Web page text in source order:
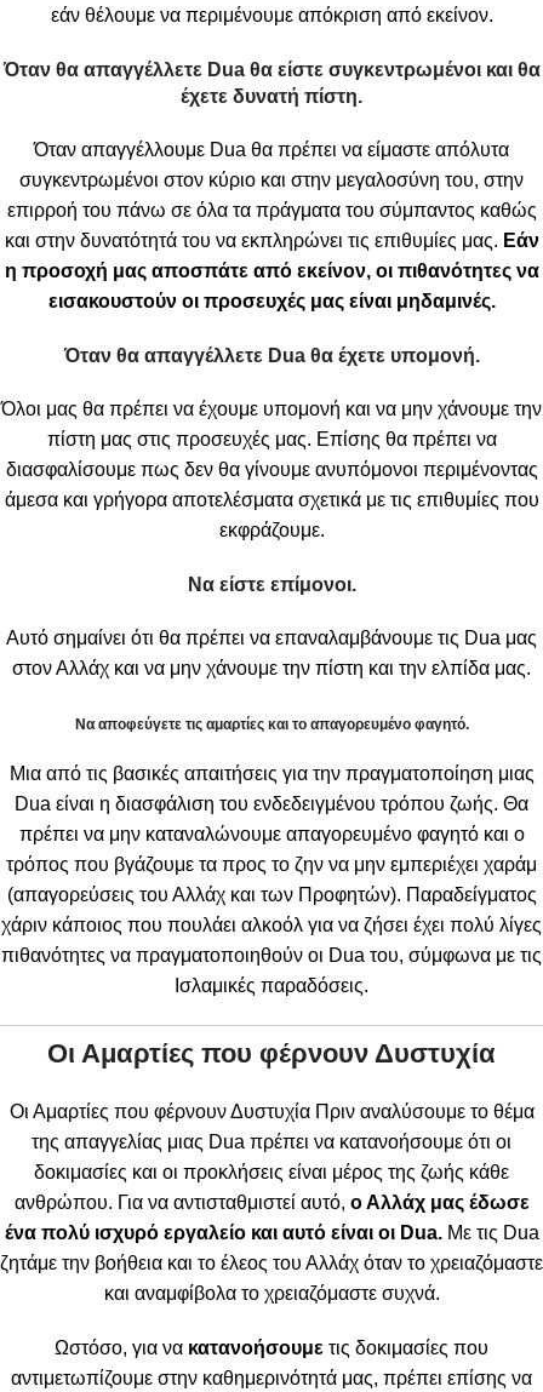
εάν θέλουμε να περιμένουμε απόκριση από εκείνον.
Όταν θα απαγγέλλετε Dua θα είστε συγκεντρωμένοι και θα
έχετε δυνατή πίστη.
Όταν απαγγέλλουμε Dua θα πρέπει να είμαστε απόλυτα
συγκεντρωμένοι στον κύριο και στην μεγαλοσύνη του, στην
επιρροή του πάνω σε όλα τα πράγματα του σύμπαντος καθώς
και στην δυνατότητά του να εκπληρώνει τις επιθυμίες μας. Εάν
η προσοχή μας αποσπάτε από εκείνον, οι πιθανότητες να
εισακουστούν οι προσευχές μας είναι μηδαμινές.
Όταν θα απαγγέλλετε Dua θα έχετε υπομονή.
Όλοι μας θα πρέπει να έχουμε υπομονή και να μην χάνουμε την
πίστη μας στις προσευχές μας. Επίσης θα πρέπει να
διασφαλίσουμε πως δεν θα γίνουμε ανυπόμονοι περιμένοντας
άμεσα και γρήγορα αποτελέσματα σχετικά με τις επιθυμίες που
εκφράζουμε.
Να είστε επίμονοι.
Αυτό σημαίνει ότι θα πρέπει να επαναλαμβάνουμε τις Dua μας
στον Αλλάχ και να μην χάνουμε την πίστη και την ελπίδα μας.
Να αποφεύγετε τις αμαρτίες και το απαγορευμένο φαγητό.
Μια από τις βασικές απαιτήσεις για την πραγματοποίηση μιας
Dua είναι η διασφάλιση του ενδεδειγμένου τρόπου ζωής. Θα
πρέπει να μην καταναλώνουμε απαγορευμένο φαγητό και ο
τρόπος που βγάζουμε τα προς το ζην να μην εμπεριέχει χαράμ
(απαγορεύσεις του Αλλάχ και των Προφητών). Παραδείγματος
χάριν κάποιος που πουλάει αλκοόλ για να ζήσει έχει πολύ λίγες
πιθανότητες να πραγματοποιηθούν οι Dua του, σύμφωνα με τις
Ισλαμικές παραδόσεις.
Οι Αμαρτίες που φέρνουν Δυστυχία
Οι Αμαρτίες που φέρνουν Δυστυχία Πριν αναλύσουμε το θέμα
της απαγγελίας μιας Dua πρέπει να κατανοήσουμε ότι οι
δοκιμασίες και οι προκλήσεις είναι μέρος της ζωής κάθε
ανθρώπου. Για να αντισταθμιστεί αυτό, ο Αλλάχ μας έδωσε
ένα πολύ ισχυρό εργαλείο και αυτό είναι οι Dua.Με τις Dua
ζητάμε την βοήθεια και το έλεος του Αλλάχ όταν το χρειαζόμαστε
και αναμφίβολα το χρειαζόμαστε συχνά.
Ωστόσο, για να κατανοήσουμε τις δοκιμασίες που
αντιμετωπίζουμε στην καθημερινότητά μας, πρέπει επίσης να